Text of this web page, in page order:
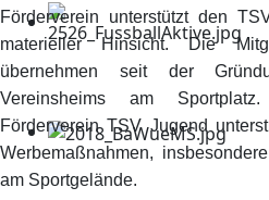
Förderverein unterstützt den
materieller Hinsicht. Die
übernehmen seit der
Vereinsheims am
Förderverein TSV Jugend
Werbemaßnahmen,
am Sportgelände.